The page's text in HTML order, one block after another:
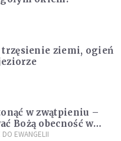
ziemi, ogień
w zwątpieniu –
Bożą obecność w
życia
EWANGELII